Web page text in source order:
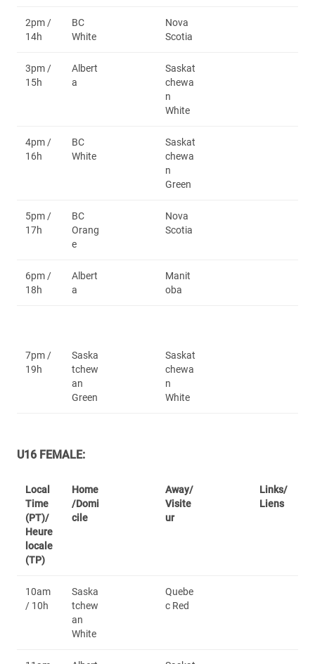
2pm /
14h
BC
White
Nova
Scotia
3pm /
15h
Albert
a
Saskat
chewa
n
White
4pm /
16h
BC
White
Saskat
chewa
n
Green
5pm /
17h
BC
Orang
e
Nova
Scotia
6pm /
18h
Albert
a
Manit
oba
7pm /
19h
Saska
tchew
an
Green
Saskat
chewa
n
White
U16 FEMALE:
Local
Time
(PT)/
Heure
locale
(TP)
Home
/Domi
cile
Away/
Visite
ur
Links/
Liens
10am
/ 10h
Saska
tchew
an
White
Quebe
c Red